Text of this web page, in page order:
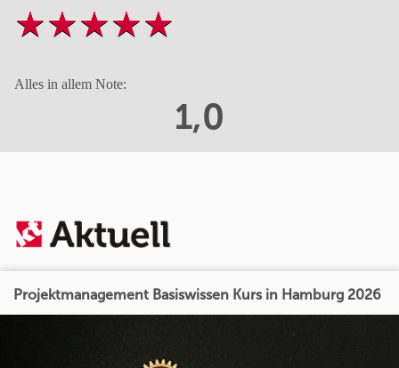
Alles in allem Note:
1,0
Projektmanagement Basiswissen Kurs in Hamburg 2026